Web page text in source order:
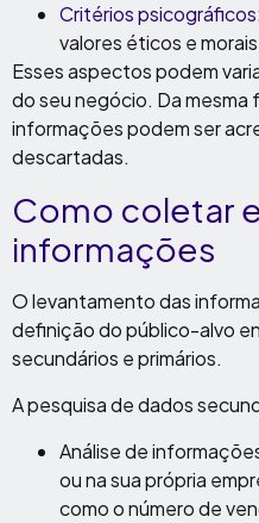
Critérios psicográficos
valores éticos e
Esses aspectos podem
do seu negócio. Da mesma
informações podem ser
descartadas.
Como coletar
informações
O levantamento das
definição do público-alvo
secundários e primários.
A pesquisa de dados
Análise de
ou na sua própria
como o número de